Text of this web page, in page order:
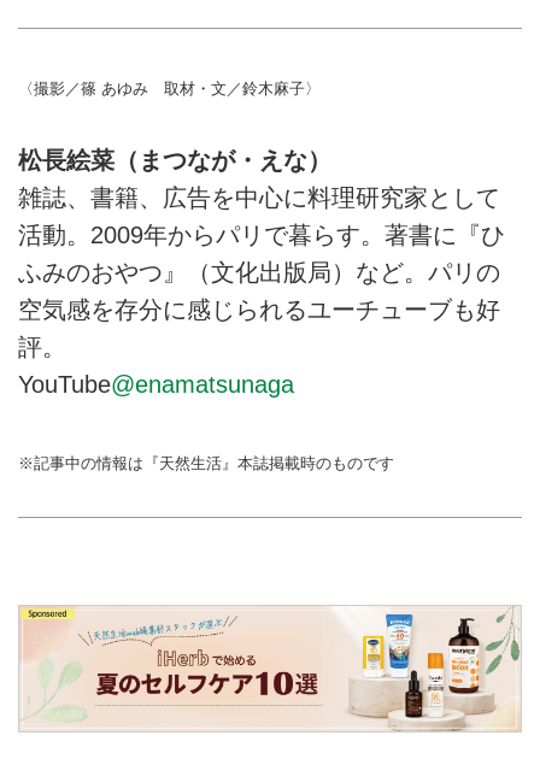
〈撮影／篠 あゆみ 取材・文／鈴木麻子〉
松長絵菜（まつなが・えな）
雑誌、書籍、広告を中心に料理研究家として
活動。2009年からパリで暮らす。著書に『ひ
ふみのおやつ』（文化出版局）など。パリの
空気感を存分に感じられるユーチューブも好
評。
YouTube@enamatsunaga
※記事中の情報は『天然生活』本誌掲載時のものです